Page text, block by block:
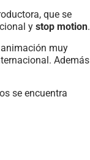
que se
y stop motion.
muy
Además
se encuentra